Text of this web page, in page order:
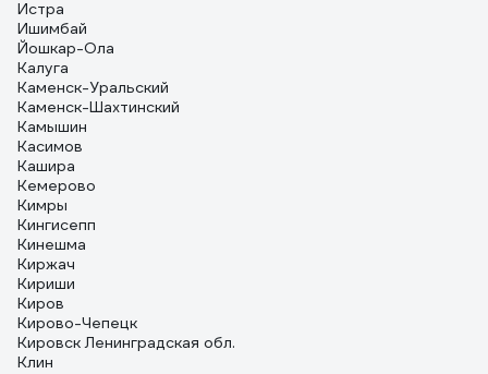
Истра
Ишимбай
Йошкар-Ола
Калуга
Каменск-Уральский
Каменск-Шахтинский
Камышин
Касимов
Кашира
Кемерово
Кимры
Кингисепп
Кинешма
Киржач
Кириши
Киров
Кирово-Чепецк
Кировск Ленинградская обл.
Клин